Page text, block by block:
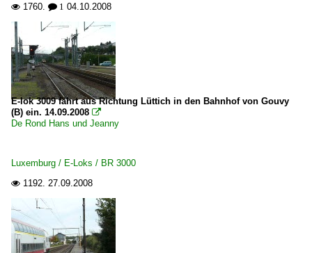
 1760.  1 04.10.2008
E-lok 3009 fährt aus Richtung Lüttich in den Bahnhof von Gouvy
(B) ein. 14.09.2008 
De Rond Hans und Jeanny
Luxemburg / E-Loks / BR 3000
 1192. 27.09.2008